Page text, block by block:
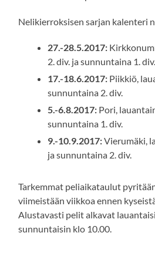
Nelikierroksisen sarjan kalenteri
27.-28.5.2017:
2. div. ja sunnuntaina 1. div.
17.-18.6.2017: Piikkiö,
sunnuntaina 2. div.
5.-6.8.2017: Pori,
sunnuntaina 1. div.
9.-10.9.2017:Vierumäki,
ja sunnuntaina 2. div.
Tarkemmat peliaikataulut
viimeistään viikkoa ennen
Alustavasti pelit alkavat
sunnuntaisin klo 10.00.